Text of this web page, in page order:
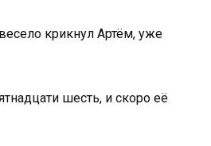
крикнул Артём, уже
шесть, и скоро её